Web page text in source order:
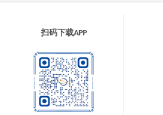
扫码下载APP